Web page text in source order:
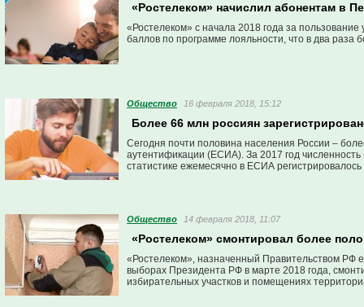
«Ростелеком» начислил абонентам в
«Ростелеком» с начала 2018 года за
баллов по программе лояльности, что в два раза
Общество 16 февраля 2018, 15:12
Более 66 млн россиян
Сегодня почти половина населения России –
аутентификации (ЕСИА). За 2017 год
статистике ежемесячно в ЕСИА
Общество 14 февраля 2018, 11:07
«Ростелеком» смонтировал более
«Ростелеком», назначенный Правительством РФ
выборах Президента РФ в марте 2018 года,
избирательных участков и помещениях